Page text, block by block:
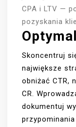
CPA i LTV —
pozyskania
Skoncentruj
największe
obniżać CTR,
CR.
dokumentuj